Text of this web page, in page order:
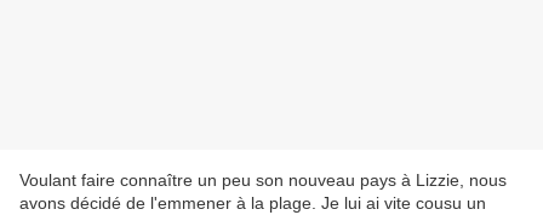
Voulant faire connaître un peu son nouveau pays à Lizzie, nous
avons décidé de l'emmener à la plage. Je lui ai vite cousu un